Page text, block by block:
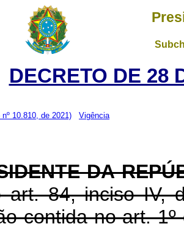
DECRETO DE 28
10.810, de 2021) Vigência
DA
art. 84, inciso IV,
contida no art.